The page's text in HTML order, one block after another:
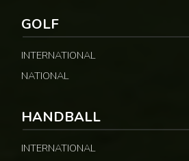
GOLF
INTERNATIONAL
NATIONAL
HANDBALL
INTERNATIONAL